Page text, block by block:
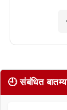
🕘 संबंधित